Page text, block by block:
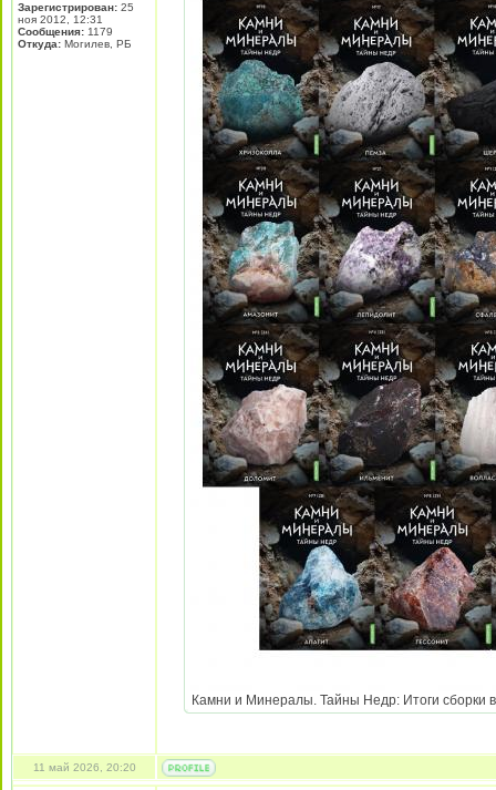
Зарегистрирован: 25
ноя 2012, 12:31
Сообщения: 1179
Откуда: Могилев, РБ
Камни и Минералы. Тайны Недр: Итоги сборки
11 май 2026, 20:20